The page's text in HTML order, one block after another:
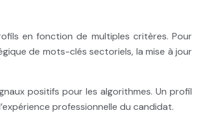
en fonction de multiples critères. Pour
de mots-clés sectoriels, la mise à jour
positifs pour les algorithmes. Un profil
professionnelle du candidat.